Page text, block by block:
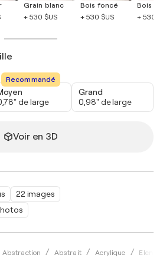
22 images
Abstraction Abstrait Acrylique Elena
Grain blanc
+ 530 $US
Bois foncé
+ 530 $US
Bois
+ 530
Recommandé
de large
Grand
0,98" de large
Voir en 3D